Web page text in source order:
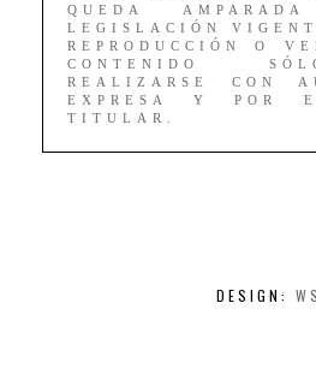
QUEDA
LEGISLACIÓN
REPRODUCCIÓN O
CONTENIDO
REALIZARSE CON
EXPRESA Y POR
TITULAR.
DESIGN: WS